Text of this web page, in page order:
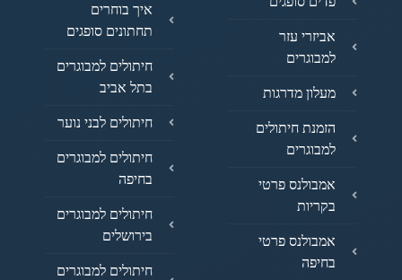
אביזרי עזר
למבוגרים
מעלון מדרגות
הזמנת חיתולים
למבוגרים
אמבולנס פרטי
בקריות
אמבולנס פרטי
בחיפה
איך בוחרים
תחתונים סופגים
חיתולים למבוגרים
בתל אביב
חיתולים לבני נוער
חיתולים למבוגרים
בחיפה
חיתולים למבוגרים
בירושלים
חיתולים למבוגרים